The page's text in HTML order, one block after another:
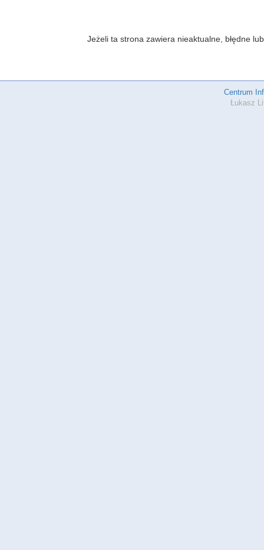
Jeżeli ta strona zawiera nieaktualne, błędne
Centrum
Łukasz